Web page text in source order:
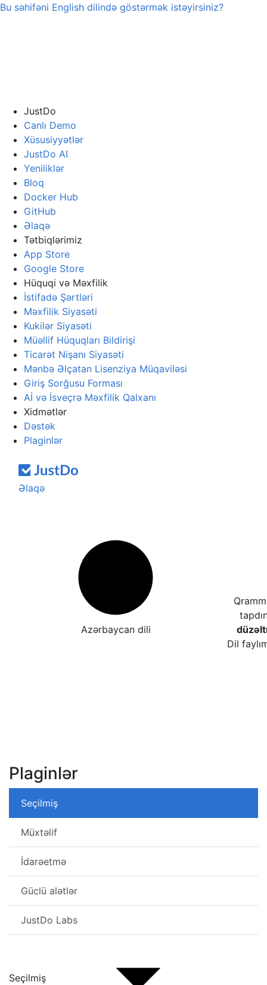
Bu səhifəni English dilində göstərmək istəyirsiniz?
JustDo
Canlı Demo
Xüsusiyyətlər
JustDo AI
Yeniliklər
Bloq
Docker Hub
GitHub
Əlaqə
Tətbiqlərimiz
App Store
Google Store
Hüquqi və Məxfilik
İstifadə Şərtləri
Məxfilik Siyasəti
Kukilər Siyasəti
Müəllif Hüquqları Bildirişi
Ticarət Nişanı Siyasəti
Mənbə Əlçatan Lisenziya Müqaviləsi
Giriş Sorğusu Forması
Aİ və İsveçrə Məxfilik Qalxanı
Xidmətlər
Dəstək
Plaginlər
Əlaqə
Azərbaycan dili
Dil
Plaginlər
Seçilmiş
Müxtəlif
İdarəetmə
Güclü alətlər
JustDo Labs
Seçilmiş